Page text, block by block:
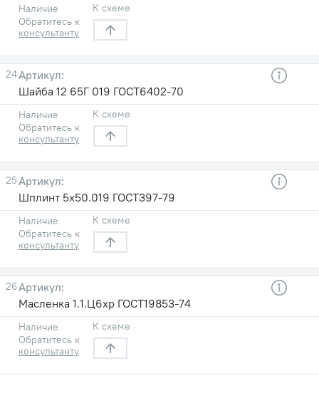
Наличие
Обратитесь к
консультанту
К схеме
24
Шайба 12 65Г 019 ГОСТ6402-70
Наличие
Обратитесь к
консультанту
К схеме
25
Шплинт 5х50.019 ГОСТ397-79
Наличие
Обратитесь к
консультанту
К схеме
26
Масленка 1.1.Ц6хр ГОСТ19853-74
Наличие
Обратитесь к
консультанту
К схеме